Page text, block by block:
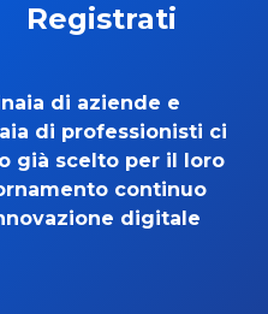
Registrati
di aziende e
di professionisti ci
già scelto per il loro
continuo
digitale